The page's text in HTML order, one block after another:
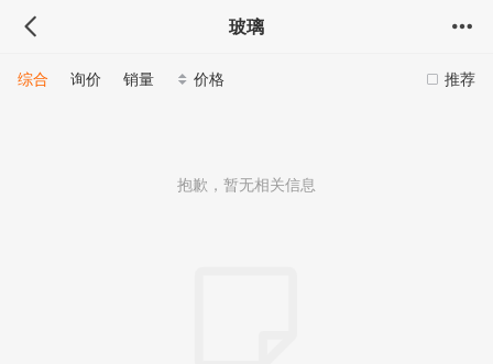
玻璃
推荐
综合 询价 销量 价格
抱歉，暂无相关信息